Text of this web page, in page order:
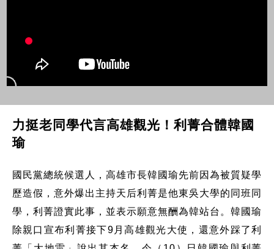
力挺老同學代言高雄觀光！利菁合體韓國
瑜
國民黨總統候選人，高雄市長韓國瑜先前因為被質疑學
歷造假，意外爆出主持天后利菁是他東吳大學的同班同
學，利菁證實此事，並表示願意無酬為韓站台。韓國瑜
除親口宣布利菁接下9月高雄觀光大使，還意外踩了利